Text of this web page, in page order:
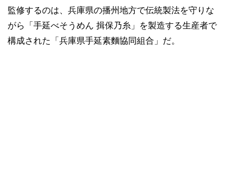
監修するのは、兵庫県の播州地方で伝統製法を守りな
がら「手延べそうめん 揖保乃糸」を製造する生産者で
構成された「兵庫県手延素麵協同組合」だ。